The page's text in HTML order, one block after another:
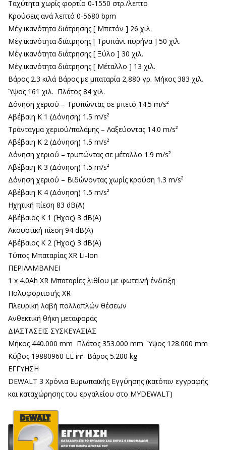
Ταχύτητα χωρίς φορτίο 0-1550 στρ./λεπτο
Κρούσεις ανά λεπτό 0-5680 bpm
Μέγ.ικανότητα διάτρησης [ Μπετόν ] 26 χιλ.
Μέγ.ικανότητα διάτρησης [ Τρυπάνι πυρήνα ] 50 χιλ.
Μέγ.ικανότητα διάτρησης [ Ξύλο ] 30 χιλ.
Μέγ.ικανότητα διάτρησης [ Μέταλλο ] 13 χιλ.
Βάρος 2.3 κιλά Βάρος με μπαταρία 2,880 γρ. Μήκος 383 χιλ.
Ύψος 161 χιλ. Πλάτος 84 χιλ.
Δόνηση χεριού – Τρυπώντας σε μπετό 14.5 m/s²
Αβέβαιη K 1 (Δόνηση) 1.5 m/s²
Tράνταγμα χεριού/παλάμης – Λαξεύοντας 14.0 m/s²
Αβέβαιη K 2 (Δόνηση) 1.5 m/s²
Δόνηση χεριού – τρυπώντας σε μέταλλο 1.9 m/s²
Αβέβαιη K 3 (Δόνηση) 1.5 m/s²
Δόνηση χεριού – Βιδώνοντας χωρίς κρούση 1.3 m/s²
Αβέβαιη K 4 (Δόνηση) 1.5 m/s²
Ηχητική πίεση 83 dB(A)
Αβέβαιος K 1 (Ήχος) 3 dB(A)
Ακουστική πίεση 94 dB(A)
Αβέβαιος K 2 (Ήχος) 3 dB(A)
Τύπος Μπαταρίας XR Li-Ion
ΠΕΡΙΛΑΜΒΑΝΕΙ
1 x 4.0Ah XR Μπαταρίες λιθίου με φωτεινή ένδειξη
Πολυφορτιστής XR
Πλευρική λαβή πολλαπλών θέσεων
Ανθεκτική θήκη μεταφοράς
ΔΙΑΣΤΑΣΕΙΣ ΣΥΣΚΕΥΑΣΙΑΣ
Μήκος 440.000 mm Πλάτος 353.000 mm Ύψος 128.000 mm
Κύβος 19880960 EL in³ Βάρος 5.200 kg
ΕΓΓΥΗΣΗ
DEWALT 3 Χρόνια Ευρωπαϊκής Εγγύησης (κατόπιν εγγραφής
και καταχώρησης του εργαλείου στο MYDEWALT)